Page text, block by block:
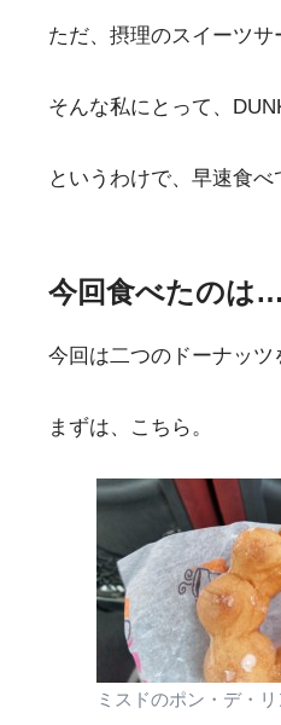
ただ、摂理のスイーツ
そんな私にとって、
というわけで、早速食べ
今回食べたのは…
今回は二つのドーナッツ
まずは、こちら。
ミスドのポン・デ・